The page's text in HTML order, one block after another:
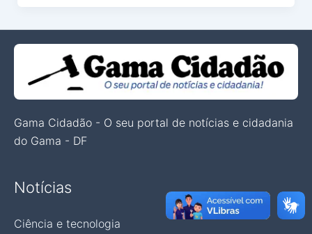
Gama Cidadão - O seu portal de notícias e cidadania
do Gama - DF
Notícias
Ciência e tecnologia